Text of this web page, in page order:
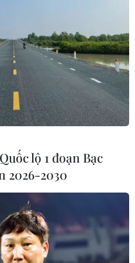
lý về
rửa tiền
mặt bằng,
lộ 1 đoạn Bạc
2026-2030